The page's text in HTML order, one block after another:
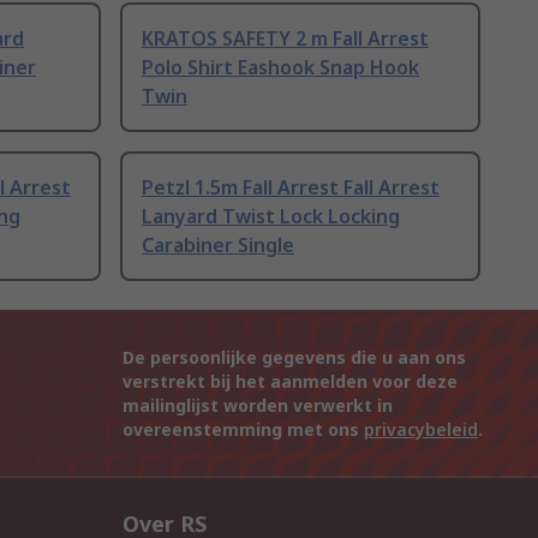
KRATOS SAFETY 2 m Fall Arrest
Polo Shirt Eashook Snap Hook
Twin
Arrest
Petzl 1.5m Fall Arrest Fall Arrest
Lanyard Twist Lock Locking
Carabiner Single
De persoonlijke gegevens die u aan ons
verstrekt bij het aanmelden voor deze
mailinglijst worden verwerkt in
overeenstemming met ons privacybeleid.
Over RS